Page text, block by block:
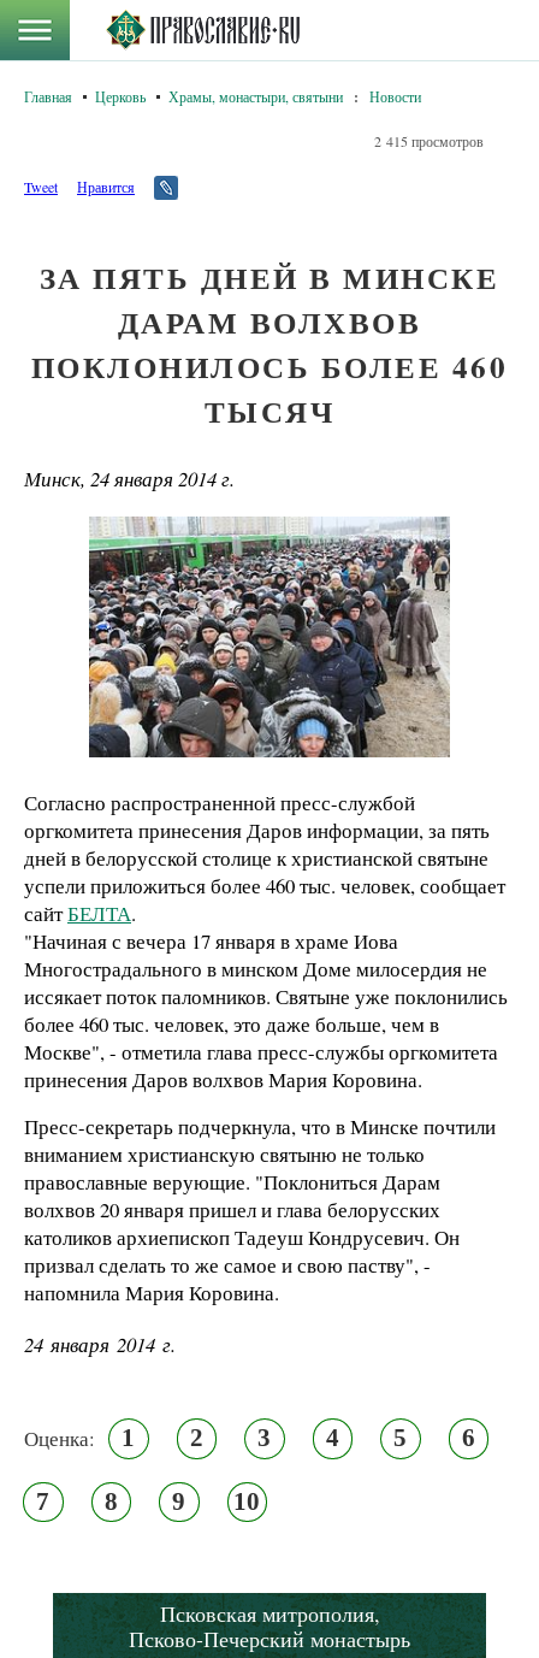
Главная Церковь Храмы, монастыри, святыни : Новости
2 415 просмотров
Tweet Нравится
ЗА ПЯТЬ ДНЕЙ В МИНСКЕ
ДАРАМ ВОЛХВОВ
ПОКЛОНИЛОСЬ БОЛЕЕ 460
ТЫСЯЧ
Минск, 24 января 2014 г.
Согласно распространенной пресс-службой
оргкомитета принесения Даров информации, за пять
дней в белорусской столице к христианской святыне
успели приложиться более 460 тыс. человек, сообщает
сайтБЕЛТА.
"Начиная с вечера 17 января в храме Иова
Многострадального в минском Доме милосердия не
иссякает поток паломников. Святыне уже поклонились
более 460 тыс. человек, это даже больше, чем в
Москве", - отметила глава пресс-службы оргкомитета
принесения Даров волхвов Мария Коровина.
Пресс-секретарь подчеркнула, что в Минске почтили
вниманием христианскую святыню не только
православные верующие. "Поклониться Дарам
волхвов 20 января пришел и глава белорусских
католиков архиепископ Тадеуш Кондрусевич. Он
призвал сделать то же самое и свою паству", -
напомнила Мария Коровина.
24 января 2014 г.
Оценка: 1 2 3 4 5 6
7 8 9 10
Псковская митрополия,
Псково-Печерский монастырь